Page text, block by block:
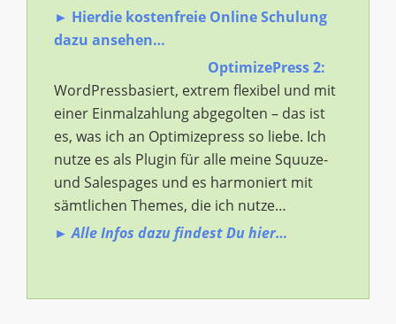
► Hierdie kostenfreie Online Schulung
dazu ansehen…
OptimizePress 2:
WordPressbasiert, extrem flexibel und mit
einer Einmalzahlung abgegolten – das ist
es, was ich an Optimizepress so liebe. Ich
nutze es als Plugin für alle meine Squuze-
und Salespages und es harmoniert mit
sämtlichen Themes, die ich nutze…
► Alle Infos dazu findest Du hier…